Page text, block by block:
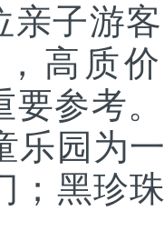
亲子游
高质
要参考
乐园为
；黑珍